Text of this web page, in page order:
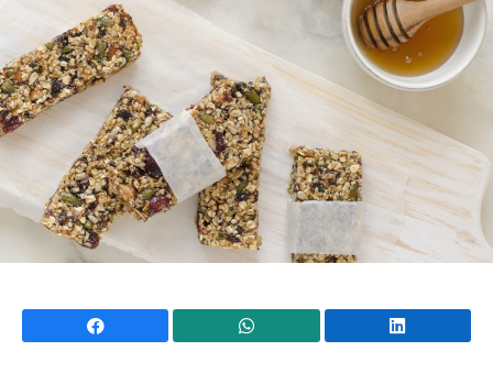
Facebook WhatsApp